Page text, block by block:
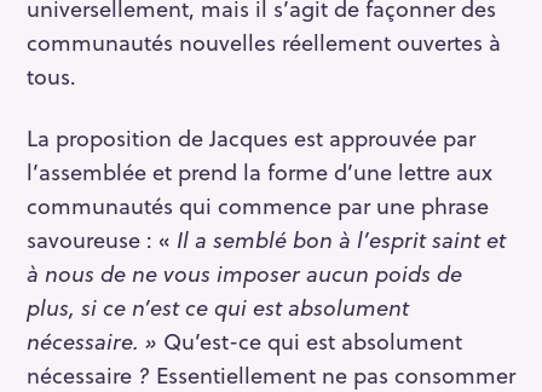
universellement, mais il s’agit de façonner des
communautés nouvelles réellement ouvertes à
tous.
La proposition de Jacques est approuvée par
l’assemblée et prend la forme d’une lettre aux
communautés qui commence par une phrase
savoureuse : « Il a semblé bon à l’esprit saint et
à nous de ne vous imposer aucun poids de
plus, si ce n’est ce qui est absolument
nécessaire. » Qu’est-ce qui est absolument
nécessaire ? Essentiellement ne pas consommer